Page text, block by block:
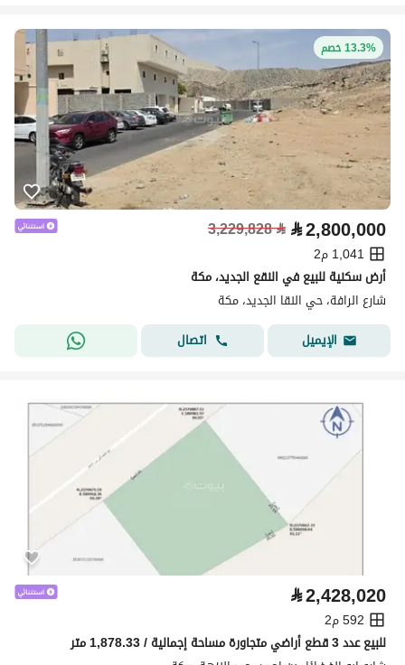
13.3% خصم
⃁2,800,000
⃁
3,229,828
1,041 م2
أرض سكنية للبيع في النقع الجديد، مكة
شارع الرافة، حي النقا الجديد، مكة
الإيميل
اتصال
⃁2,428,020
592 م2
للبيع عدد 3 قطع أراضي متجاورة مساحة إجمالية / 1,878.33 متر